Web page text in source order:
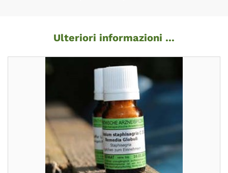
Ulteriori informazioni ...